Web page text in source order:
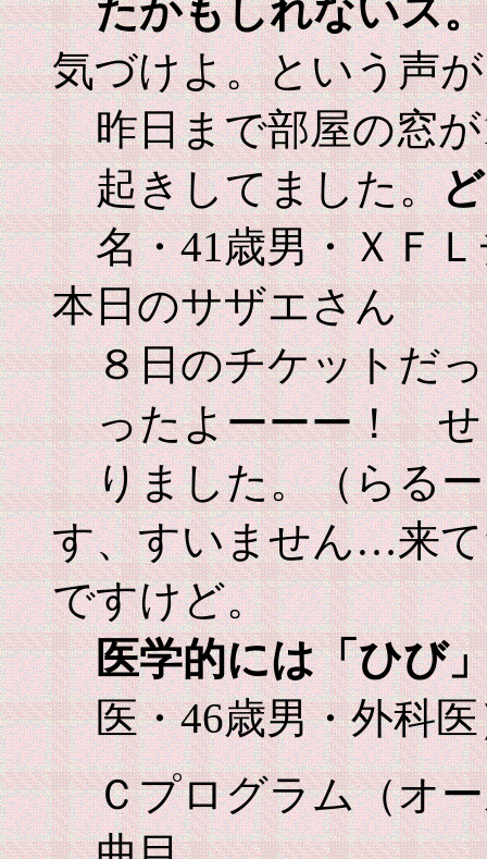
たかもしれないス。
気づけよ。という声
昨日まで部屋の窓
起きしてました。
名・41歳男・ＸＦ
本日のサザエさん
８日のチケットだ
ったよーーー！ せ
りました。（らる
す、すいません…来
ですけど。
医学的には「ひび
医・46歳男・外科
Ｃプログラム（オ